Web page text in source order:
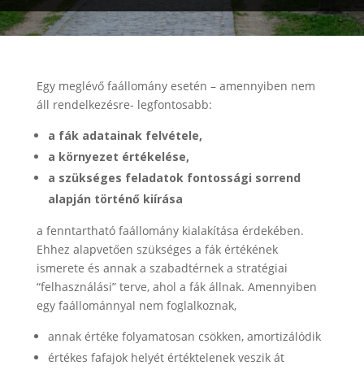
Egy meglévő faállomány esetén – amennyiben nem
áll rendelkezésre- legfontosabb:
a fák adatainak felvétele,
a környezet értékelése,
a szükséges feladatok fontossági sorrend
alapján történő kiírása
a fenntartható faállomány kialakítása érdekében.
Ehhez alapvetően szükséges a fák értékének
ismerete és annak a szabadtérnek a stratégiai
“felhasználási” terve, ahol a fák állnak. Amennyiben
egy faállománnyal nem foglalkoznak,
annak értéke folyamatosan csökken, amortizálódik
értékes fafajok helyét értéktelenek veszik át